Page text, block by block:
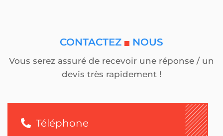
CONTACTEZ NOUS
Vous serez assuré de recevoir une réponse / un
devis très rapidement !
Téléphone